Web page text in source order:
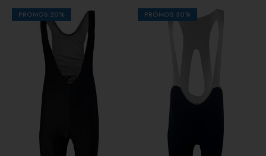
PROMOS 20% PROMOS 30%